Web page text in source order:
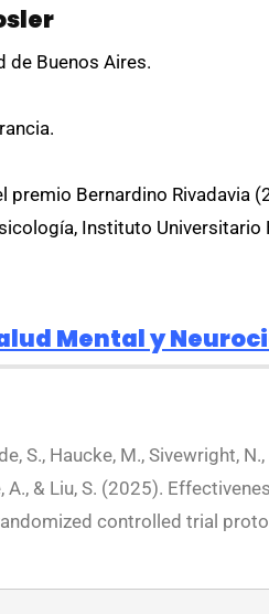
de Buenos Aires.
premio Bernardino Rivadavia
Instituto Universitario
Mental y
S., Haucke, M., Sivewright,
A., & Liu, S. (2025).
controlled trial